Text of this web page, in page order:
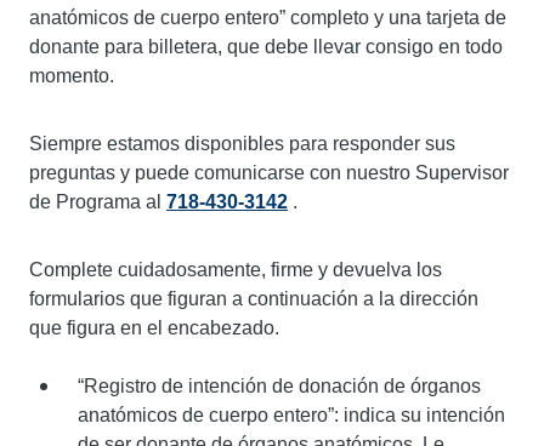
anatómicos de cuerpo entero” completo y una tarjeta de
donante para billetera, que debe llevar consigo en todo
momento.
Siempre estamos disponibles para responder sus
preguntas y puede comunicarse con nuestro Supervisor
de Programa al 718-430-3142 .
Complete cuidadosamente, firme y devuelva los
formularios que figuran a continuación a la dirección
que figura en el encabezado.
“Registro de intención de donación de órganos
anatómicos de cuerpo entero”: indica su intención